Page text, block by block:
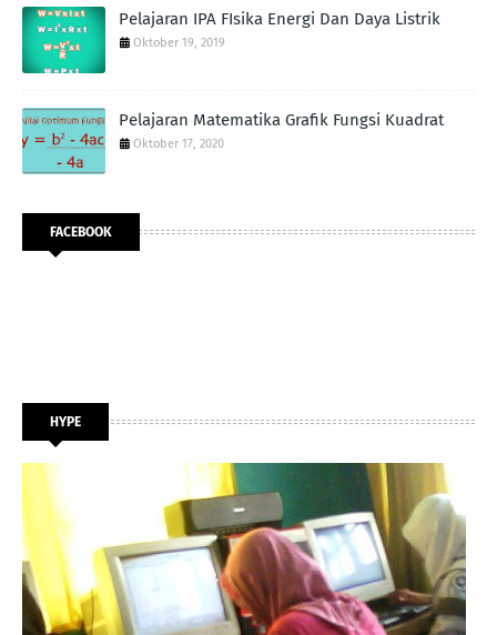
Pelajaran IPA FIsika Energi Dan Daya Listrik
Oktober 19, 2019
Pelajaran Matematika Grafik Fungsi Kuadrat
Oktober 17, 2020
FACEBOOK
HYPE